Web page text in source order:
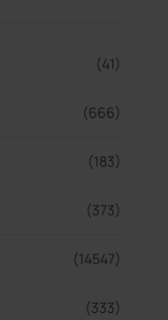
(41)
(666)
(183)
(373)
(14547)
(333)